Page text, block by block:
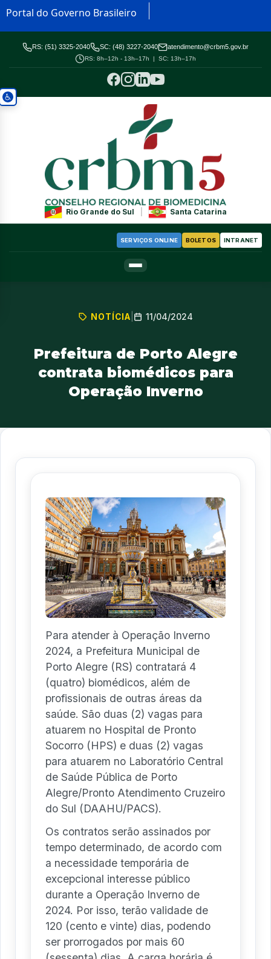
Portal do Governo Brasileiro
RS: (51) 3325-2040 SC: (48) 3227-2040 atendimento@crbm5.gov.br
RS: 8h–12h - 13h–17h | SC: 13h–17h
Rio Grande do Sul Santa Catarina
SERVIÇOS ONLINE BOLETOS INTRANET
NOTÍCIA 11/04/2024
Prefeitura de Porto Alegre
contrata biomédicos para
Operação Inverno
Para atender à Operação Inverno
2024, a Prefeitura Municipal de
Porto Alegre (RS) contratará 4
(quatro) biomédicos, além de
profissionais de outras áreas da
saúde. São duas (2) vagas para
atuarem no Hospital de Pronto
Socorro (HPS) e duas (2) vagas
para atuarem no Laboratório Central
de Saúde Pública de Porto
Alegre/Pronto Atendimento Cruzeiro
do Sul (DAAHU/PACS).
Os contratos serão assinados por
tempo determinado, de acordo com
a necessidade temporária de
excepcional interesse público
durante a Operação Inverno de
2024. Por isso, terão validade de
120 (cento e vinte) dias, podendo
ser prorrogados por mais 60